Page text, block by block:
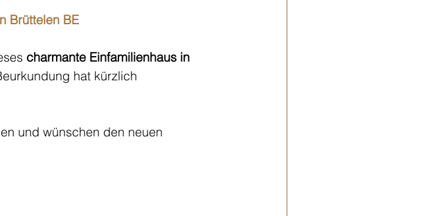
Brüttelen BE
charmante Einfamilienhaus in
hat kürzlich
und wünschen den neuen